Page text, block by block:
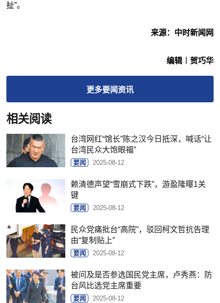
扯”。
来源：中时新闻网
编辑︱贺巧华
更多要闻资讯
相关阅读
台湾网红“馆长”陈之汉今日抵深，喊话“让
台湾民众大饱眼福”
要闻 2025-08-12
赖清德声望“雪崩式下跌”，游盈隆曝1关
键
要闻 2025-08-12
民众党痛批台“高院”，驳回柯文哲抗告理
由“复制贴上”
要闻 2025-08-12
被问及是否参选国民党主席，卢秀燕：防
台风比选党主席重要
要闻 2025-08-12